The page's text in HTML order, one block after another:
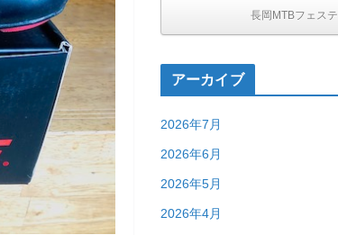
長岡MTBフェス
アーカイブ
2026年7月
2026年6月
2026年5月
2026年4月